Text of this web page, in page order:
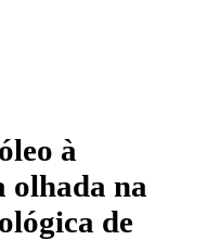
à
olhada na
de